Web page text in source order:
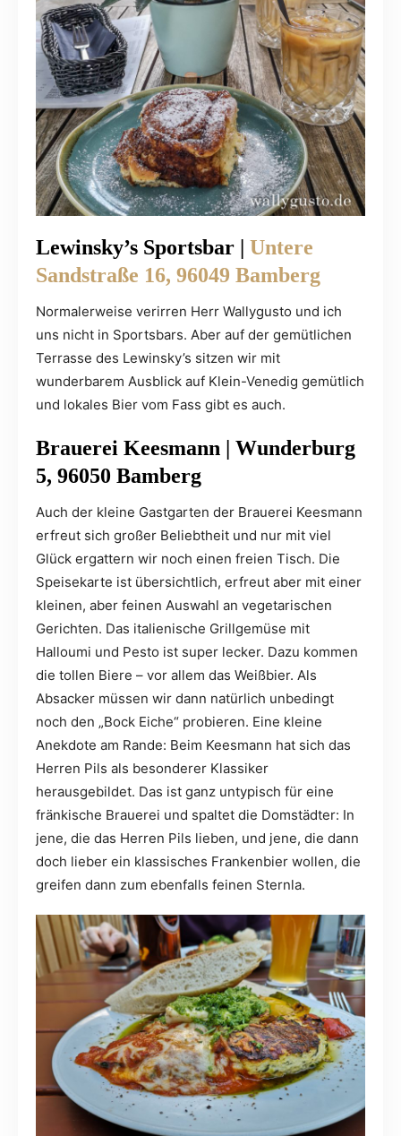
Lewinsky’s Sportsbar | Untere
Sandstraße 16, 96049 Bamberg
Normalerweise verirren Herr Wallygusto und ich
uns nicht in Sportsbars. Aber auf der gemütlichen
Terrasse des Lewinsky’s sitzen wir mit
wunderbarem Ausblick auf Klein-Venedig gemütlich
und lokales Bier vom Fass gibt es auch.
Brauerei Keesmann | Wunderburg
5, 96050 Bamberg
Auch der kleine Gastgarten der Brauerei Keesmann
erfreut sich großer Beliebtheit und nur mit viel
Glück ergattern wir noch einen freien Tisch. Die
Speisekarte ist übersichtlich, erfreut aber mit einer
kleinen, aber feinen Auswahl an vegetarischen
Gerichten. Das italienische Grillgemüse mit
Halloumi und Pesto ist super lecker. Dazu kommen
die tollen Biere – vor allem das Weißbier. Als
Absacker müssen wir dann natürlich unbedingt
noch den „Bock Eiche“ probieren. Eine kleine
Anekdote am Rande: Beim Keesmann hat sich das
Herren Pils als besonderer Klassiker
herausgebildet. Das ist ganz untypisch für eine
fränkische Brauerei und spaltet die Domstädter: In
jene, die das Herren Pils lieben, und jene, die dann
doch lieber ein klassisches Frankenbier wollen, die
greifen dann zum ebenfalls feinen Sternla.